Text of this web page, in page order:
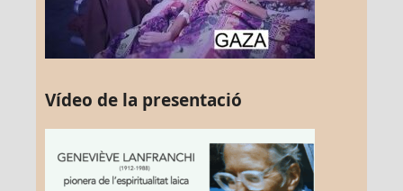
Vídeo de la presentació